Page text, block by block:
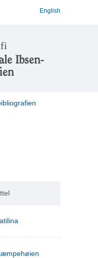
English
Ibsen-